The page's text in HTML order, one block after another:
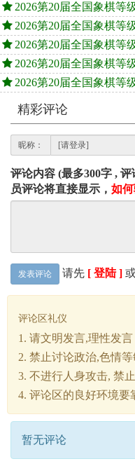
2026第20届全国象棋等
2026第20届全国象棋等
2026第20届全国象棋等
2026第20届全国象棋等
2026第20届全国象棋等
精彩评论
昵称：
评论内容 (最多300字 ,
员评论将直接显示， 如何
发表评论 请先 [ 登陆 ]
评论区礼仪
1. 请文明发言,理性发言
2. 禁止讨论政治,色情
3. 不进行人身攻击, 禁
4. 评论区的良好环境要
暂无评论